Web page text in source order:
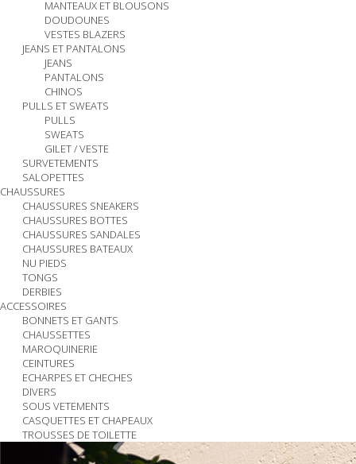
MANTEAUX ET BLOUSONS
DOUDOUNES
VESTES BLAZERS
JEANS ET PANTALONS
JEANS
PANTALONS
CHINOS
PULLS ET SWEATS
PULLS
SWEATS
GILET / VESTE
SURVETEMENTS
SALOPETTES
CHAUSSURES
CHAUSSURES SNEAKERS
CHAUSSURES BOTTES
CHAUSSURES SANDALES
CHAUSSURES BATEAUX
NU PIEDS
TONGS
DERBIES
ACCESSOIRES
BONNETS ET GANTS
CHAUSSETTES
MAROQUINERIE
CEINTURES
ECHARPES ET CHECHES
DIVERS
SOUS VETEMENTS
CASQUETTES ET CHAPEAUX
TROUSSES DE TOILETTE